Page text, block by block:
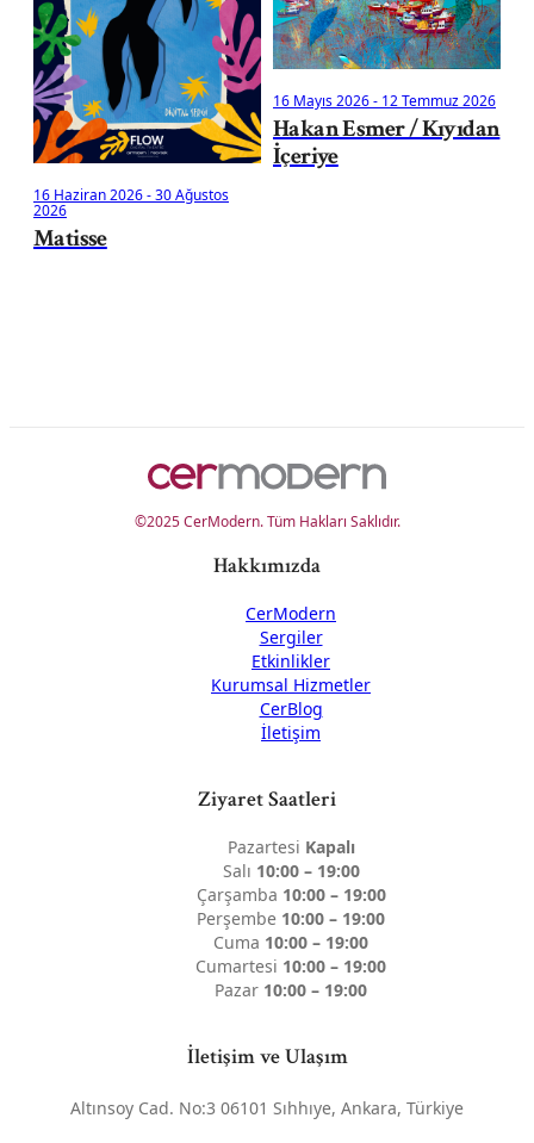
16 Haziran 2026-30 Ağustos
2026
Matisse
16 Mayıs 2026- 12 Temmuz 2026
Hakan Esmer / Kıyıdan
İçeriye
©2025 CerModern. Tüm Hakları Saklıdır.
Hakkımızda
CerModern
Sergiler
Etkinlikler
Kurumsal Hizmetler
CerBlog
İletişim
Ziyaret Saatleri
Pazartesi Kapalı
Salı 10:00 – 19:00
Çarşamba 10:00 – 19:00
Perşembe 10:00 – 19:00
Cuma 10:00 – 19:00
Cumartesi 10:00 – 19:00
Pazar 10:00 – 19:00
İletişim ve Ulaşım
Altınsoy Cad. No:3 06101 Sıhhıye, Ankara, Türkiye